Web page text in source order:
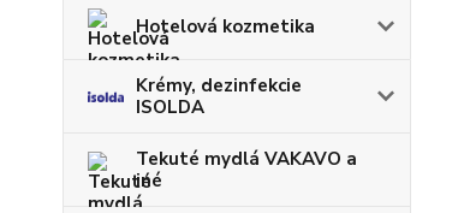
Hotelová kozmetika
Krémy, dezinfekcie
ISOLDA
Tekuté mydlá VAKAVO a
iné